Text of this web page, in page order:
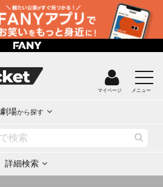
マイページ メニュー
劇場から探す
詳細検索